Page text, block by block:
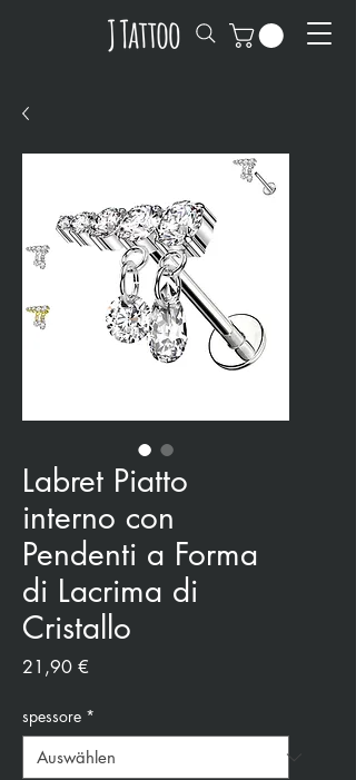
Labret Piatto
interno con
Pendenti a Forma
di Lacrima di
Cristallo
21,90 €
spessore *